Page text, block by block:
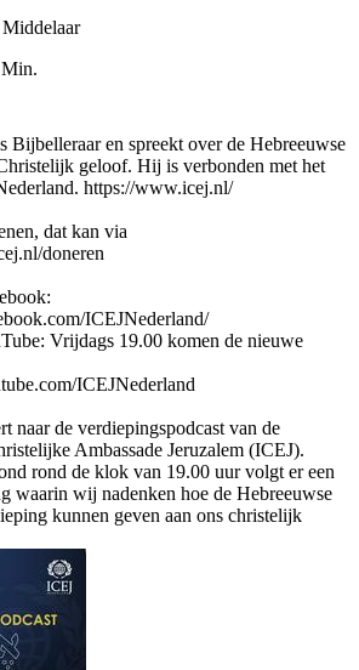
Middelaar
Bijbelleraar en spreekt over de Hebreeuwse
geloof. Hij is verbonden met het
https://www.icej.nl/
dat kan via
doneren
ICEJNederland/
Vrijdags 19.00 komen de nieuwe
ICEJNederland
naar de verdiepingspodcast van de
Ambassade Jeruzalem (ICEJ).
rond de klok van 19.00 uur volgt er een
waarin wij nadenken hoe de Hebreeuwse
kunnen geven aan ons christelijk